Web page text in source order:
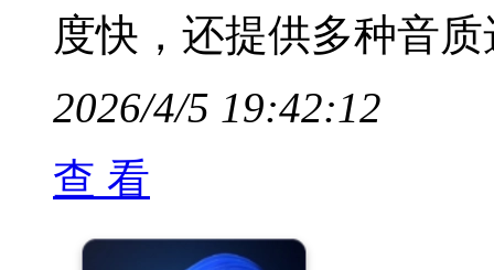
度快，还提供多种音
2026/4/5 19:42:12
查 看